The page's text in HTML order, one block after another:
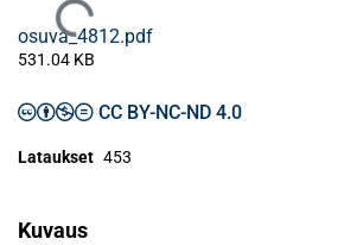
Ladataan...
osuva_4812.pdf
531.04 KB
CC BY-NC-ND 4.0
Lataukset 453
Kuvaus